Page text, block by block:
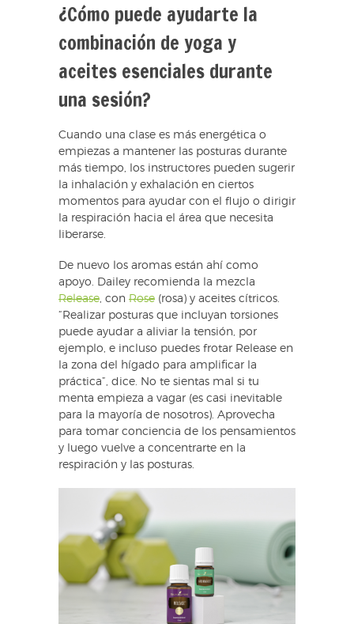
¿Cómo puede ayudarte la
combinación de yoga y
aceites esenciales durante
una sesión?
Cuando una clase es más energética o
empiezas a mantener las posturas durante
más tiempo, los instructores pueden sugerir
la inhalación y exhalación en ciertos
momentos para ayudar con el flujo o dirigir
la respiración hacia el área que necesita
liberarse.
De nuevo los aromas están ahí como
apoyo. Dailey recomienda la mezcla
Release, con Rose (rosa) y aceites cítricos.
“Realizar posturas que incluyan torsiones
puede ayudar a aliviar la tensión, por
ejemplo, e incluso puedes frotar Release en
la zona del hígado para amplificar la
práctica”, dice. No te sientas mal si tu
menta empieza a vagar (es casi inevitable
para la mayoría de nosotros). Aprovecha
para tomar conciencia de los pensamientos
y luego vuelve a concentrarte en la
respiración y las posturas.